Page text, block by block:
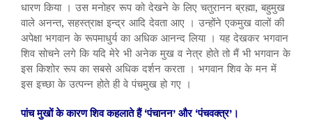
धारण किया । उस मनोहर रूप को देखने के लिए चतुरानन ब्रह्मा, बहुमुख
वाले अनन्त, सहस्त्राक्ष इन्द्र आदि देवता आए । उन्होंने एकमुख वालों की
अपेक्षा भगवान के रूपमाधुर्य का अधिक आनन्द लिया । यह देखकर भगवान
शिव सोचने लगे कि यदि मेरे भी अनेक मुख व नेत्र होते तो मैं भी भगवान के
इस किशोर रूप का सबसे अधिक दर्शन करता । भगवान शिव के मन में
इस इच्छा के उत्पन्न होते ही वे पंचमुख हो गए ।
पांच मुखों के कारण शिव कहलाते हैं ‘पंचानन’ और ‘पंचवक्त्र’।